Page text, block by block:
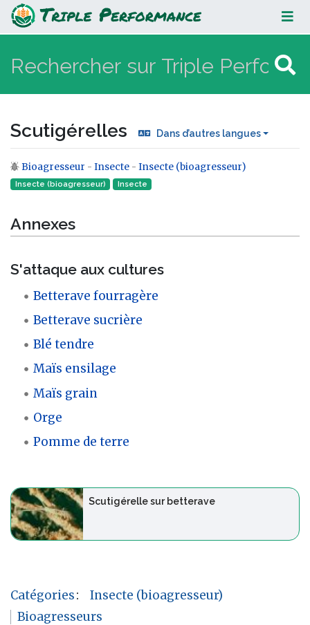
Scutigérelles
Scutigérelles Dans d’autres langues
Aller à :navigation,rechercher
Bioagresseur - Insecte - Insecte (bioagresseur)
Insecte (bioagresseur) Insecte‎
Annexes
S'attaque aux cultures
Betterave fourragère
Betterave sucrière
Blé tendre
Maïs ensilage
Maïs grain
Orge
Pomme de terre
Scutigérelle sur betterave
Catégories:
Insecte (bioagresseur)
Bioagresseurs